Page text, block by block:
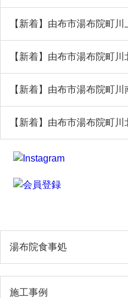
【新着】由布市湯布院町
【新着】由布市湯布院町
【新着】由布市湯布院町
【新着】由布市湯布院町
湯布院食事処
施工事例